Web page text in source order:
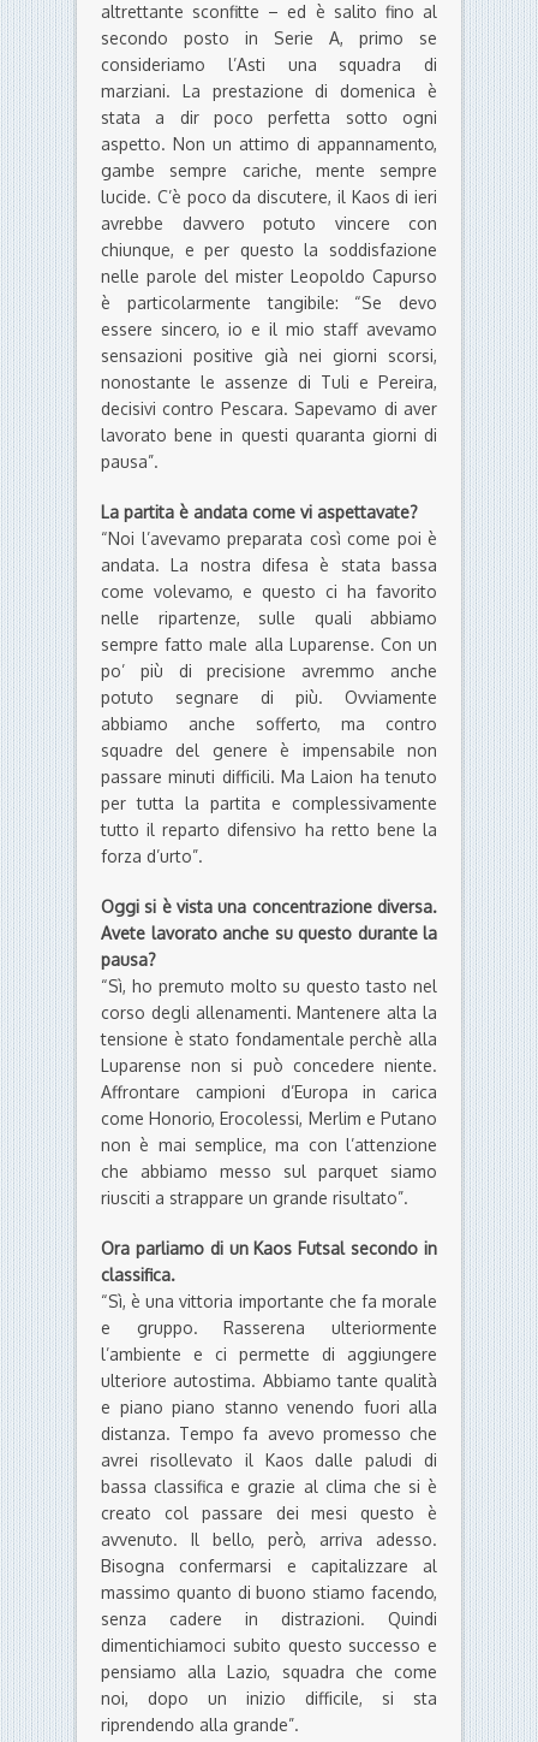
altrettante sconfitte – ed è salito fino al
secondo posto in Serie A, primo se
consideriamo l’Asti una squadra di
marziani. La prestazione di domenica è
stata a dir poco perfetta sotto ogni
aspetto. Non un attimo di appannamento,
gambe sempre cariche, mente sempre
lucide. C’è poco da discutere, il Kaos di ieri
avrebbe davvero potuto vincere con
chiunque, e per questo la soddisfazione
nelle parole del mister Leopoldo Capurso
è particolarmente tangibile: “Se devo
essere sincero, io e il mio staff avevamo
sensazioni positive già nei giorni scorsi,
nonostante le assenze di Tuli e Pereira,
decisivi contro Pescara. Sapevamo di aver
lavorato bene in questi quaranta giorni di
pausa”.
La partita è andata come vi aspettavate?
“Noi l’avevamo preparata così come poi è
andata. La nostra difesa è stata bassa
come volevamo, e questo ci ha favorito
nelle ripartenze, sulle quali abbiamo
sempre fatto male alla Luparense. Con un
po’ più di precisione avremmo anche
potuto segnare di più. Ovviamente
abbiamo anche sofferto, ma contro
squadre del genere è impensabile non
passare minuti difficili. Ma Laion ha tenuto
per tutta la partita e complessivamente
tutto il reparto difensivo ha retto bene la
forza d’urto”.
Oggi si è vista una concentrazione diversa.
Avete lavorato anche su questo durante la
pausa?
“Sì, ho premuto molto su questo tasto nel
corso degli allenamenti. Mantenere alta la
tensione è stato fondamentale perchè alla
Luparense non si può concedere niente.
Affrontare campioni d’Europa in carica
come Honorio, Erocolessi, Merlim e Putano
non è mai semplice, ma con l’attenzione
che abbiamo messo sul parquet siamo
riusciti a strappare un grande risultato”.
Ora parliamo di un Kaos Futsal secondo in
classifica.
“Sì, è una vittoria importante che fa morale
e gruppo. Rasserena ulteriormente
l’ambiente e ci permette di aggiungere
ulteriore autostima. Abbiamo tante qualità
e piano piano stanno venendo fuori alla
distanza. Tempo fa avevo promesso che
avrei risollevato il Kaos dalle paludi di
bassa classifica e grazie al clima che si è
creato col passare dei mesi questo è
avvenuto. Il bello, però, arriva adesso.
Bisogna confermarsi e capitalizzare al
massimo quanto di buono stiamo facendo,
senza cadere in distrazioni. Quindi
dimentichiamoci subito questo successo e
pensiamo alla Lazio, squadra che come
noi, dopo un inizio difficile, si sta
riprendendo alla grande”.